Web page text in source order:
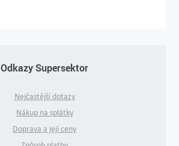
Odkazy Supersektor
Nejčastější dotazy
Nákup na splátky
Doprava a její ceny